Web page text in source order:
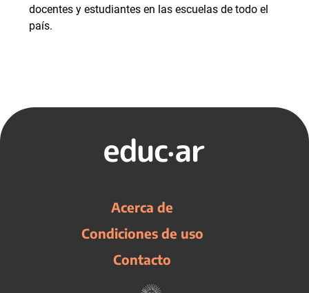
docentes y estudiantes en las escuelas de todo el
país.
Acerca de
Condiciones de uso
Contacto